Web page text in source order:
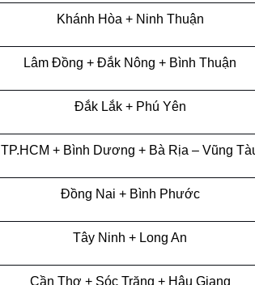
Khánh Hòa + Ninh Thuận
Lâm Đồng + Đắk Nông + Bình Thuận
Đắk Lắk + Phú Yên
TP.HCM + Bình Dương + Bà Rịa – Vũng
Đồng Nai + Bình Phước
Tây Ninh + Long An
Cần Thơ + Sóc Trăng + Hậu Giang